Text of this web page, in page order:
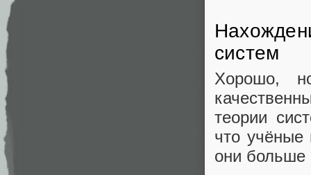
систем
Хорошо,
теории
что учёные
они больше